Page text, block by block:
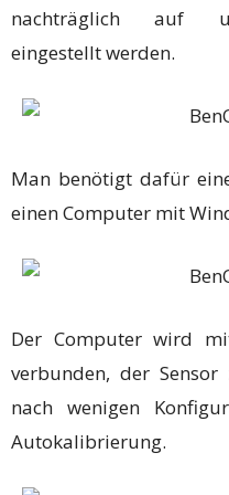
nachträglich auf
eingestellt werden.
Man benötigt dafür
einen Computer mit
Der Computer wird
verbunden, der
nach wenigen
Autokalibrierung.